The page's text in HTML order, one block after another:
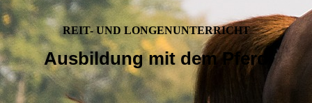
REIT- UND LONGENUNTERRICHT
Ausbildung mit dem Pferd